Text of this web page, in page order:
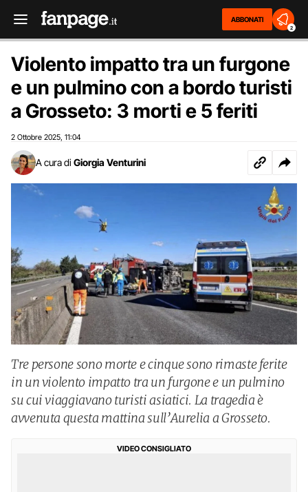
ABBONATI
2
Violento impatto tra un furgone
e un pulmino con a bordo turisti
a Grosseto: 3 morti e 5 feriti
2 Ottobre 2025 11:04
A cura di Giorgia Venturini
Tre persone sono morte e cinque sono rimaste ferite
in un violento impatto tra un furgone e un pulmino
su cui viaggiavano turisti asiatici. La tragedia è
avvenuta questa mattina sull’Aurelia a Grosseto.
VIDEO CONSIGLIATO